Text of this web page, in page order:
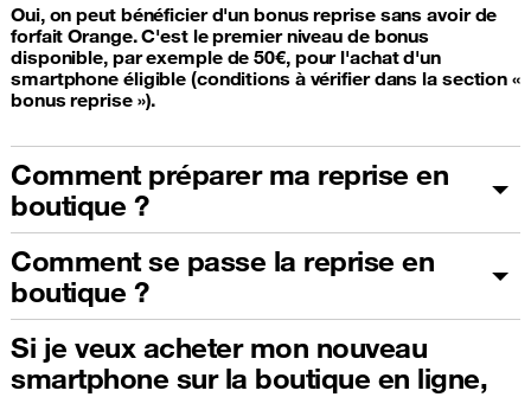
Oui, on peut bénéficier d'un bonus reprise sans avoir de
forfait Orange. C'est le premier niveau de bonus
disponible, par exemple de 50€, pour l'achat d'un
smartphone éligible (conditions à vérifier dans la section «
bonus reprise »).
Comment préparer ma reprise en
boutique ?
Comment se passe la reprise en
boutique ?
Si je veux acheter mon nouveau
smartphone sur la boutique en ligne,